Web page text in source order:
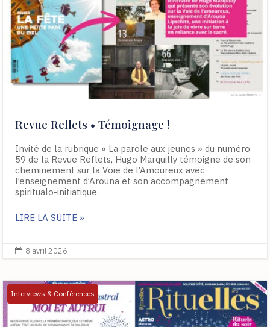
Revue Reflets • Témoignage !
Invité de la rubrique « La parole aux jeunes » du numéro
59 de la Revue Reflets, Hugo Marquilly témoigne de son
cheminement sur la Voie de l’Amoureux avec
l’enseignement d’Arouna et son accompagnement
spiritualo-initiatique.
LIRE LA SUITE »
 8 avril 2026
Interviews & Conférences